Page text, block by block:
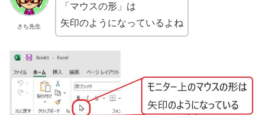
さち先生
「マウスの形」は
矢印のようになっているよね